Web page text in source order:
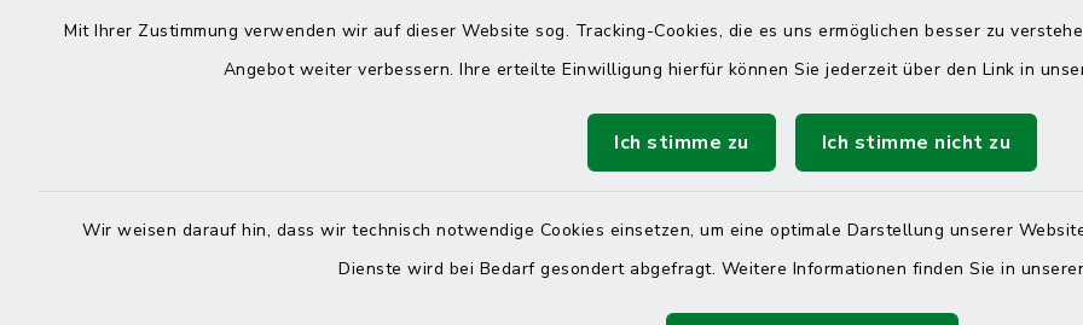
Mit Ihrer Zustimmung verwenden wir auf dieser Website sog. Tracking-Cookies, die es uns ermöglichen besser zu
Angebot weiter verbessern. Ihre erteilte Einwilligung hierfür können Sie jederzeit über den Link in
Ich stimme zu Ich stimme nicht zu
Wir weisen darauf hin, dass wir technisch notwendige Cookies einsetzen, um eine optimale Darstellung unserer
Dienste wird bei Bedarf gesondert abgefragt. Weitere Informationen finden Sie in
04832 6065-215
Freitag
08:00 Uhr – 12:00 Uhr
Online-Terminvereinbarung
Haben Sie ein dringendes Anliegen, finden aber online
keinen zeitnahen Termin? Rufen Sie uns gerne unter der
Telefonnummer 04832 6065 0 an!